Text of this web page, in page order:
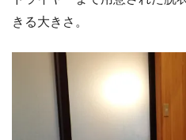
きる大きさ。